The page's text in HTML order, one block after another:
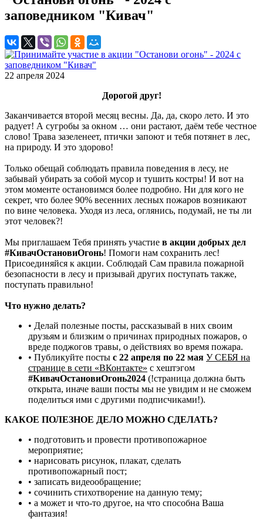
заповедником "Кивач"
22 апреля 2024
Дорогой друг!
Заканчивается второй месяц весны. Да, да, скоро лето. И это
радует! А сугробы за окном … они растают, даём тебе честное
слово! Трава зазеленеет, птички запоют и тебя потянет в лес,
на природу. И это здорово!
Только обещай соблюдать правила поведения в лесу, не
забывай убирать за собой мусор и тушить костры! И вот на
этом моменте остановимся более подробно. Ни для кого не
секрет, что более 90% весенних лесных пожаров возникают
по вине человека. Уходя из леса, оглянись, подумай, не ты ли
этот человек?!
Мы приглашаем Тебя принять участие в акции добрых дел
#КивачОстановиОгонь! Помоги нам сохранить лес!
Присоединяйся к акции. Соблюдай Сам правила пожарной
безопасности в лесу и призывай других поступать также,
поступать правильно!
Что нужно делать?
• Делай полезные посты, рассказывай в них своим
друзьям и близким о причинах природных пожаров, о
вреде поджогов травы, о действиях во время пожара.
• Публикуйте посты с 22 апреля по 22 мая У СЕБЯ на
странице в сети «ВКонтакте» с хештэгом
#КивачОстановиОгонь2024 (!страница должна быть
открыта, иначе ваши посты мы не увидим и не сможем
поделиться ими с другими подписчиками!).
КАКОЕ ПОЛЕЗНОЕ ДЕЛО МОЖНО СДЕЛАТЬ?
• подготовить и провести противопожарное
мероприятие;
• нарисовать рисунок, плакат, сделать
противопожарный пост;
• записать видеообращение;
• сочинить стихотворение на данную тему;
• а может и что-то другое, на что способна Ваша
фантазия!